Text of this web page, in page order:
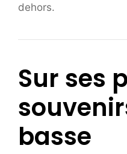
dehors.
Sur ses
basse